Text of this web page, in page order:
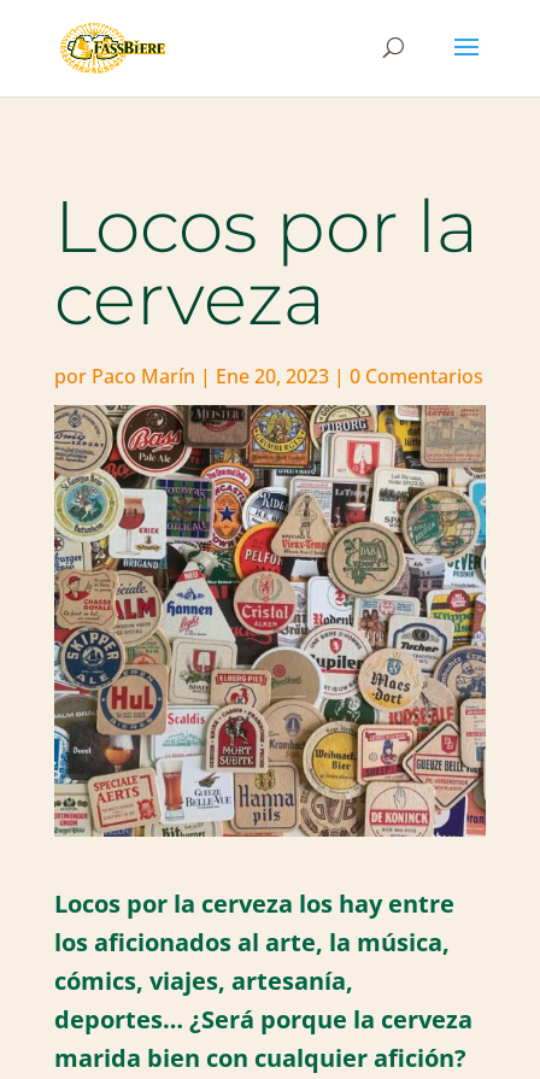
Locos por la
cerveza
por Paco Marín | Ene 20, 2023| 0 Comentarios
Locos por la cerveza los hay entre
los aficionados al arte, la música,
cómics, viajes, artesanía,
deportes… ¿Será porque la cerveza
marida bien con cualquier afición?